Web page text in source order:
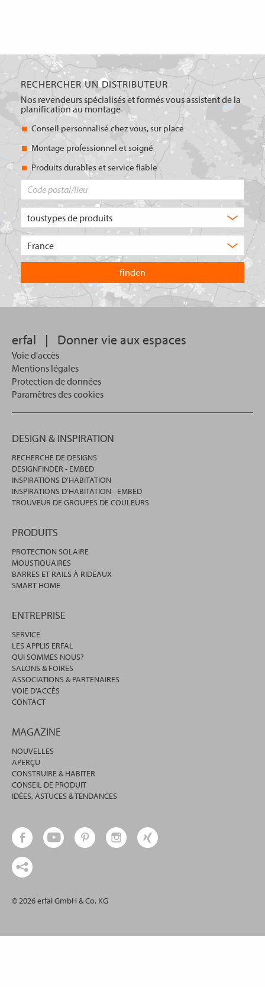
RECHERCHER UN DISTRIBUTEUR
Nos revendeurs spécialisés et formés vous assistent de la
planification au montage
Conseil personnalisé chez vous, sur place
Montage professionnel et soigné
Produits durables et service fiable
de
recherchez-
vous
?
pays
dans
lequel
vous
souhaitez
recherche.
erfal | Donner vie aux espaces
Voie d'accès
Mentions légales
Protection de données
Paramètres des cookies
DESIGN & INSPIRATION
RECHERCHE DE DESIGNS
DESIGNFINDER - EMBED
INSPIRATIONS D'HABITATION
INSPIRATIONS D'HABITATION - EMBED
TROUVEUR DE GROUPES DE COULEURS
PRODUITS
PROTECTION SOLAIRE
MOUSTIQUAIRES
BARRES ET RAILS À RIDEAUX
SMART HOME
ENTREPRISE
SERVICE
LES APPLIS ERFAL
QUI SOMMES NOUS?
SALONS & FOIRES
ASSOCIATIONS & PARTENAIRES
VOIE D'ACCÈS
CONTACT
MAGAZINE
NOUVELLES
APERÇU
CONSTRUIRE & HABITER
CONSEIL DE PRODUIT
IDÉES, ASTUCES & TENDANCES
© 2026 erfal GmbH & Co. KG